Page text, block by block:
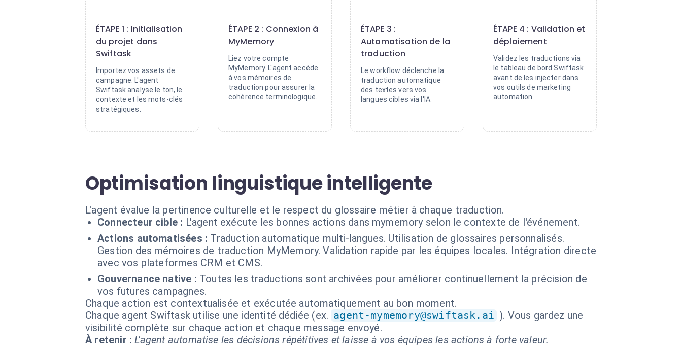
ÉTAPE 1 : Initialisation
du projet dans
Swiftask
Importez vos assets de
campagne. L'agent
Swiftask analyse le ton, le
contexte et les mots-clés
stratégiques.
ÉTAPE 2 : Connexion à
MyMemory
Liez votre compte
MyMemory. L'agent accède
à vos mémoires de
traduction pour assurer la
cohérence terminologique.
ÉTAPE 3 :
Automatisation de la
traduction
Le workflow déclenche la
traduction automatique
des textes vers vos
langues cibles via l'IA.
ÉTAPE 4 : Validation et
déploiement
Validez les traductions via
le tableau de bord Swiftask
avant de les injecter dans
vos outils de marketing
automation.
Optimisation linguistique intelligente
L'agent évalue la pertinence culturelle et le respect du glossaire métier à chaque traduction.
Connecteur cible : L'agent exécute les bonnes actions dans mymemory selon le contexte de l'événement.
Actions automatisées : Traduction automatique multi-langues. Utilisation de glossaires personnalisés.
Gestion des mémoires de traduction MyMemory. Validation rapide par les équipes locales. Intégration directe
avec vos plateformes CRM et CMS.
Gouvernance native : Toutes les traductions sont archivées pour améliorer continuellement la précision de
vos futures campagnes.
Chaque action est contextualisée et exécutée automatiquement au bon moment.
Chaque agent Swiftask utilise une identité dédiée (ex. agent-mymemory@swiftask.ai ). Vous gardez une
visibilité complète sur chaque action et chaque message envoyé.
À retenir : L'agent automatise les décisions répétitives et laisse à vos équipes les actions à forte valeur.